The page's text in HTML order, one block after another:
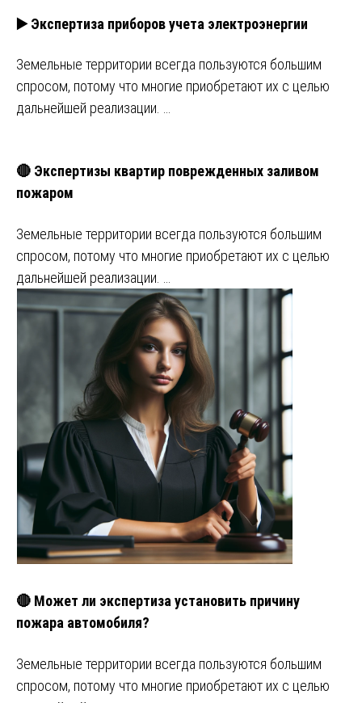
▶️ Экспертиза приборов учета электроэнергии
Земельные территории всегда пользуются большим
спросом, потому что многие приобретают их с целью
дальнейшей реализации. …
🔴 Экспертизы квартир поврежденных заливом
пожаром
Земельные территории всегда пользуются большим
спросом, потому что многие приобретают их с целью
дальнейшей реализации. …
🔴 Может ли экспертиза установить причину
пожара автомобиля?
Земельные территории всегда пользуются большим
спросом, потому что многие приобретают их с целью